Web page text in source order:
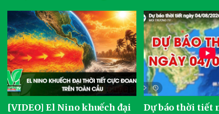
[VIDEO] El Nino khuếch đại
Dự báo thời tiết